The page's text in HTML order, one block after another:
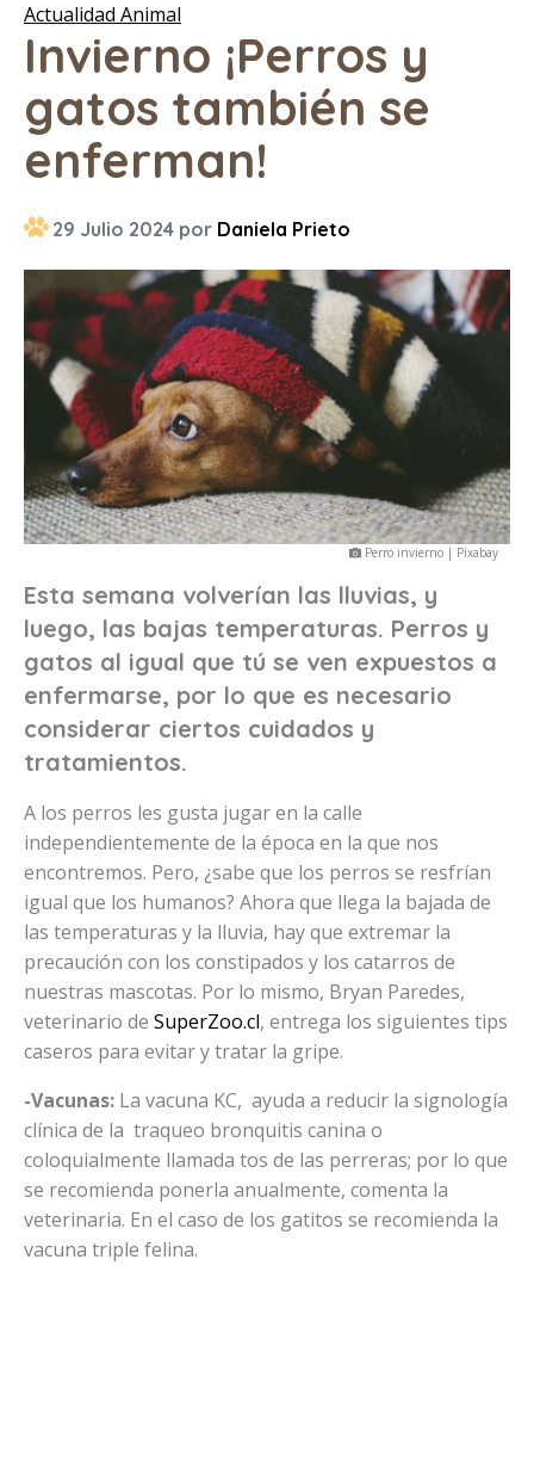
Actualidad Animal
Invierno ¡Perros y
gatos también se
enferman!
29 Julio 2024 por Daniela Prieto
Perro invierno | Pixabay
Esta semana volverían las lluvias, y
luego, las bajas temperaturas. Perros y
gatos al igual que tú se ven expuestos a
enfermarse, por lo que es necesario
considerar ciertos cuidados y
tratamientos.
A los perros les gusta jugar en la calle
independientemente de la época en la que nos
encontremos. Pero, ¿sabe que los perros se resfrían
igual que los humanos? Ahora que llega la bajada de
las temperaturas y la lluvia, hay que extremar la
precaución con los constipados y los catarros de
nuestras mascotas. Por lo mismo, Bryan Paredes,
veterinario de SuperZoo.cl, entrega los siguientes tips
caseros para evitar y tratar la gripe.
-Vacunas: La vacuna KC, ayuda a reducir la signología
clínica de la traqueo bronquitis canina o
coloquialmente llamada tos de las perreras; por lo que
se recomienda ponerla anualmente, comenta la
veterinaria. En el caso de los gatitos se recomienda la
vacuna triple felina.